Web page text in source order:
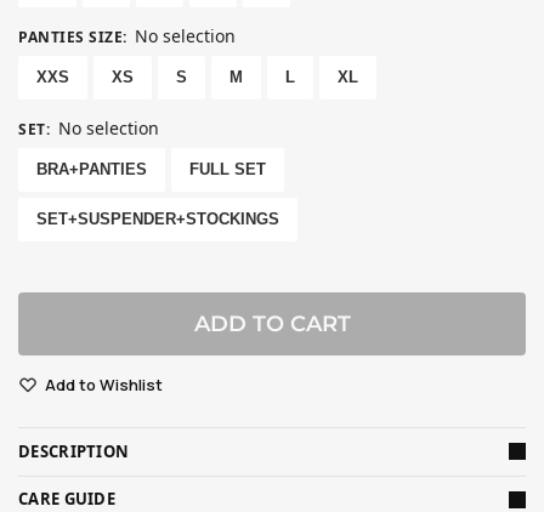
PANTIES SIZE: No selection
XXS XS S M L XL
SET: No selection
BRA+PANTIES FULL SET
SET+SUSPENDER+STOCKINGS
ADD TO CART
Add to Wishlist
DESCRIPTION
CARE GUIDE